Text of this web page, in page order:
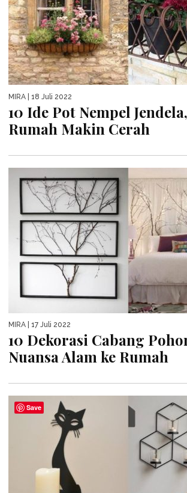
MIRA | 18 Juli 2022
10 Ide Pot Nempel
Rumah Makin Cerah
MIRA | 17 Juli 2022
10 Dekorasi Cabang
Nuansa Alam ke Rumah
Save